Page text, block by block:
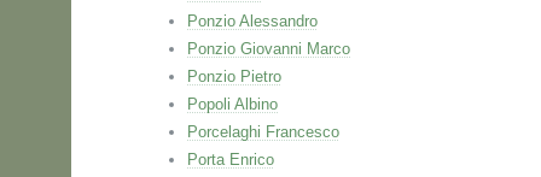
Ponzio Alessandro
Ponzio Giovanni Marco
Ponzio Pietro
Popoli Albino
Porcelaghi Francesco
Porta Enrico